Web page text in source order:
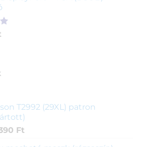
290 Ft.
T2992 (29XL) patron
FtCurrent